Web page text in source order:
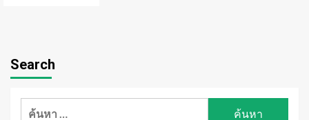
Search
ค้นหา